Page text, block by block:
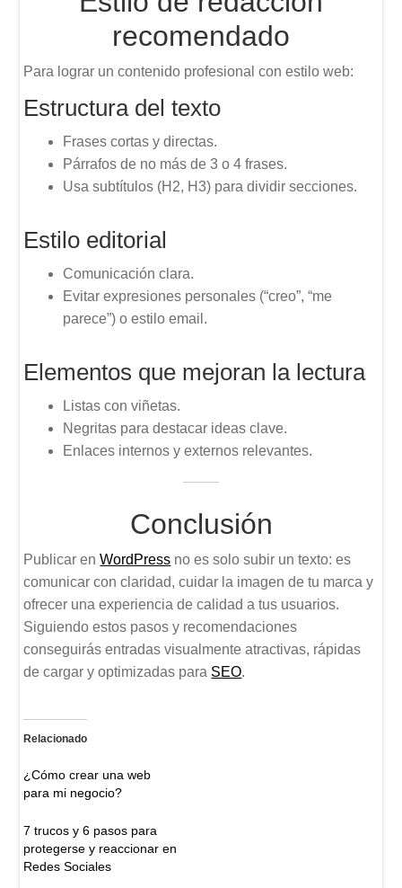
recomendado
Para lograr un contenido profesional con estilo web:
Estructura del texto
Frases cortas y directas.
Párrafos de no más de 3 o 4 frases.
Usa subtítulos (H2, H3) para dividir secciones.
Estilo editorial
Comunicación clara.
Evitar expresiones personales (“creo”, “me
parece”) o estilo email.
Elementos que mejoran la lectura
Listas con viñetas.
Negritas para destacar ideas clave.
Enlaces internos y externos relevantes.
Conclusión
Publicar enWordPress no es solo subir un texto: es
comunicar con claridad, cuidar la imagen de tu marca y
ofrecer una experiencia de calidad a tus usuarios.
Siguiendo estos pasos y recomendaciones
conseguirás entradas visualmente atractivas, rápidas
de cargar y optimizadas para SEO.
Relacionado
¿Cómo crear una web
para mi negocio?
7 trucos y 6 pasos para
protegerse y reaccionar en
Redes Sociales